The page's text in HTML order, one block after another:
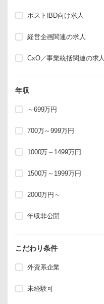
ポストIBD向け求人
経営企画関連の求人
CxO／事業統括関連の求人
年収
～699万円
700万～999万円
1000万～1499万円
1500万～1999万円
2000万円～
年収非公開
こだわり条件
外資系企業
未経験可